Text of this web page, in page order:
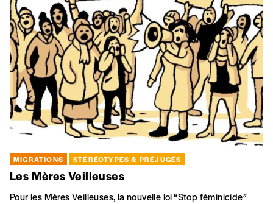
MIGRATIONS STÉRÉOTYPES & PRÉJUGÉS
Les Mères Veilleuses
Pour les Mères Veilleuses, la nouvelle loi “Stop féminicide”